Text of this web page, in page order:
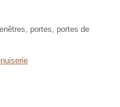
portes, portes de